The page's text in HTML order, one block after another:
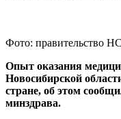
Фото: правительство
Опыт оказания
Новосибирской
стране, об этом
минздрава.